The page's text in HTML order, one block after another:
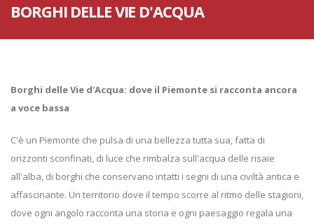
BORGHI DELLE VIE D'ACQUA
Borghi delle Vie d'Acqua: dove il Piemonte si racconta ancora
a voce bassa
C'è un Piemonte che pulsa di una bellezza tutta sua, fatta di
orizzonti sconfinati, di luce che rimbalza sull'acqua delle risaie
all'alba, di borghi che conservano intatti i segni di una civiltà antica e
affascinante. Un territorio dove il tempo scorre al ritmo delle stagioni,
dove ogni angolo racconta una storia e ogni paesaggio regala una